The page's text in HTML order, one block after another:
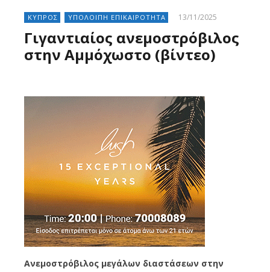
ΚΥΠΡΟΣ ΥΠΟΛΟΙΠΗ ΕΠΙΚΑΙΡΟΤΗΤΑ 13/11/2025
Γιγαντιαίος ανεμοστρόβιλος
στην Αμμόχωστο (βίντεο)
Ανεμοστρόβιλος μεγάλων διαστάσεων στην